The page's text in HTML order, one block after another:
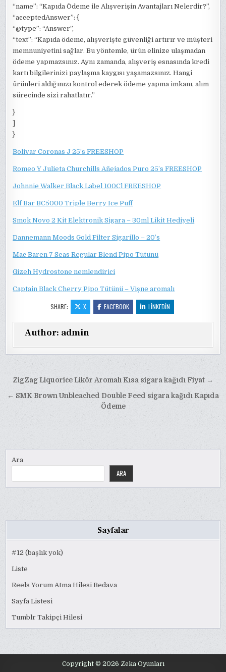
“name”: “Kapıda Ödeme ile Alışverişin Avantajları Nelerdir?”,
“acceptedAnswer”: {
“@type”: “Answer”,
“text”: “Kapıda ödeme, alışverişte güvenliği artırır ve müşteri
memnuniyetini sağlar. Bu yöntemle, ürün elinize ulaşmadan
ödeme yapmazsınız. Aynı zamanda, alışveriş esnasında kredi
kartı bilgilerinizi paylaşma kaygısı yaşamazsınız. Hangi
ürünleri aldığınızı kontrol ederek ödeme yapma imkanı, alım
sürecinde sizi rahatlatır.”
}
}
Bolivar Coronas J 25’s FREESHOP
Romeo Y Julieta Churchills Añejados Puro 25’s FREESHOP
Johnnie Walker Black Label 100Cl FREESHOP
Elf Bar BC5000 Triple Berry Ice Puff
Smok Novo 2 Kit Elektronik Sigara – 30ml Likit Hediyeli
Dannemann Moods Gold Filter Sigarillo – 20’s
Mac Baren 7 Seas Regular Blend Pipo Tütünü
Gizeh Hydrostone nemlendirici
Captain Black Cherry Pipo Tütünü – Vişne aromalı
SHARE: X FACEBOOK LINKEDIN
Author: admin
Yazı
gezinmesi
ZigZag Liquorice Likör Aromalı Kısa sigara kağıdı Fiyat →
← SMK Brown Unbleached Double Feed sigara kağıdı Kapıda
Ödeme
Ara
ARA
Sayfalar
#12 (başlık yok)
Liste
Reels Yorum Atma Hilesi Bedava
Sayfa Listesi
Tumblr Takipçi Hilesi
Copyright © 2026 Zeka Oyunları